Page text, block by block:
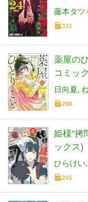
藤本タツ
332
薬屋の
コミッ
日向夏
296
姫様“拷
ックス)
ひらけい
245